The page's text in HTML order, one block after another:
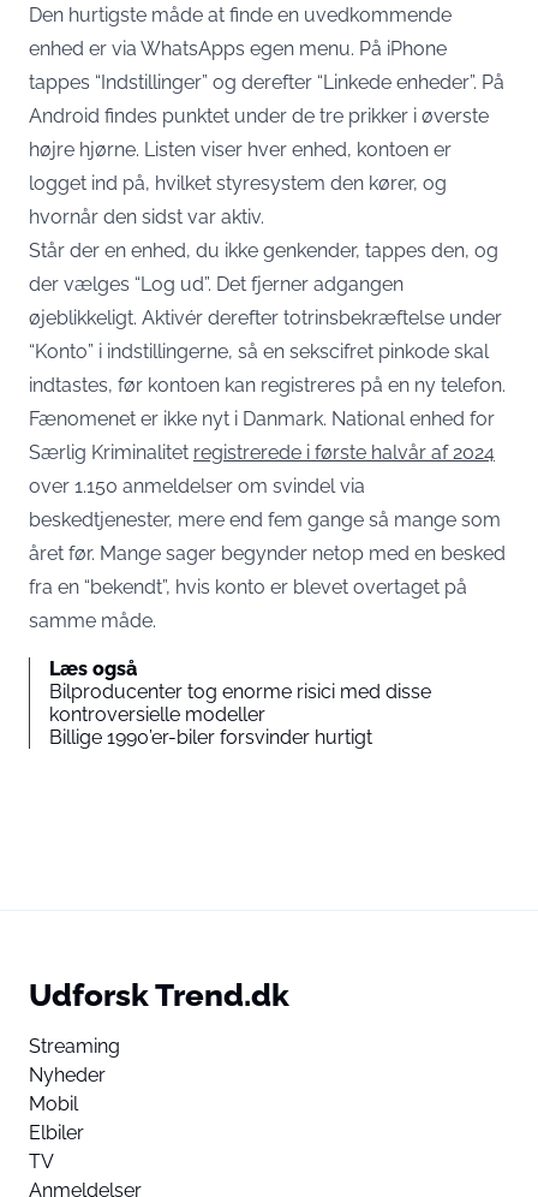
Den hurtigste måde at finde en uvedkommende
enhed er via WhatsApps egen menu. På iPhone
tappes “Indstillinger” og derefter “Linkede enheder”. På
Android findes punktet under de tre prikker i øverste
højre hjørne. Listen viser hver enhed, kontoen er
logget ind på, hvilket styresystem den kører, og
hvornår den sidst var aktiv.
Står der en enhed, du ikke genkender, tappes den, og
der vælges “Log ud”. Det fjerner adgangen
øjeblikkeligt. Aktivér derefter totrinsbekræftelse under
“Konto” i indstillingerne, så en sekscifret pinkode skal
indtastes, før kontoen kan registreres på en ny telefon.
Fænomenet er ikke nyt i Danmark. National enhed for
Særlig Kriminalitet registrerede i første halvår af 2024
over 1.150 anmeldelser om svindel via
beskedtjenester, mere end fem gange så mange som
året før. Mange sager begynder netop med en besked
fra en “bekendt”, hvis konto er blevet overtaget på
samme måde.
Læs også
Bilproducenter tog enorme risici med disse
kontroversielle modeller
Billige 1990’er-biler forsvinder hurtigt
Udforsk Trend.dk
Streaming
Nyheder
Mobil
Elbiler
TV
Anmeldelser